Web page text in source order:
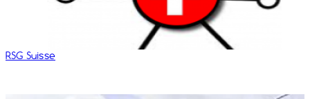
RSG Suisse